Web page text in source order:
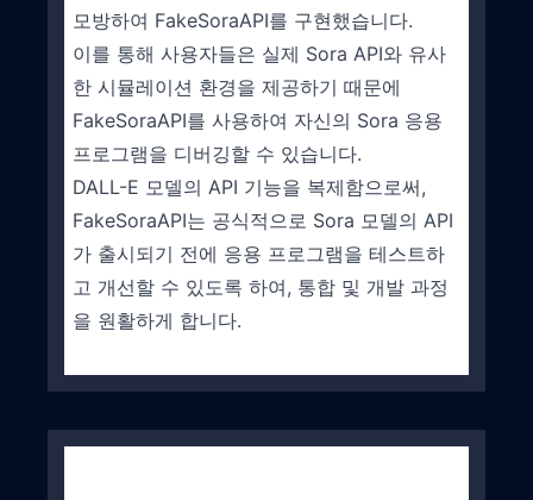
모방하여 FakeSoraAPI를 구현했습니다.
이를 통해 사용자들은 실제 Sora API와 유사
한 시뮬레이션 환경을 제공하기 때문에
FakeSoraAPI를 사용하여 자신의 Sora 응용
프로그램을 디버깅할 수 있습니다.
DALL-E 모델의 API 기능을 복제함으로써,
FakeSoraAPI는 공식적으로 Sora 모델의 API
가 출시되기 전에 응용 프로그램을 테스트하
고 개선할 수 있도록 하여, 통합 및 개발 과정
을 원활하게 합니다.